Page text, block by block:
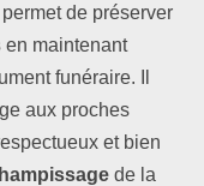
permet de préserver
en maintenant
funéraire. Il
aux proches
et bien
de la